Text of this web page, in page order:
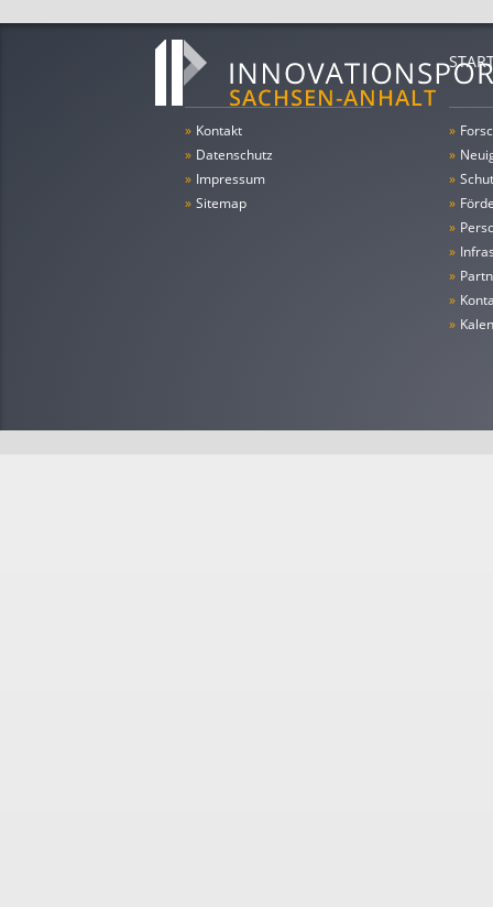
» Kontakt
» Datenschutz
» Impressum
» Sitemap
»
»
»
»
»
»
»
»
»